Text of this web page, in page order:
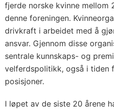
fjerde norske kvinne mellom
denne foreningen.
drivkraft i arbeidet med å
ansvar. Gjennom disse
sentrale kunnskaps- og
velferdspolitikk, også i tiden
posisjoner.
I løpet av de siste 20 årene